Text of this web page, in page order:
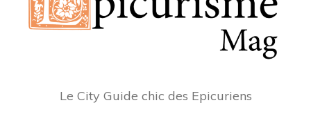
Le City Guide chic des Epicuriens